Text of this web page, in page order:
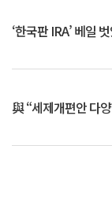
‘한국판 IRA’ 베일
與 “세제개편안 다